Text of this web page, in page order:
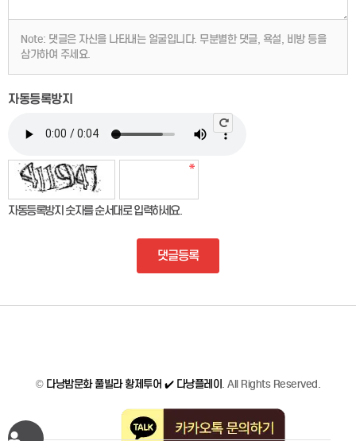
Note: 댓글은 자신을 나타내는 얼굴입니다. 무분별한 댓글, 욕설, 비방 등을
삼가하여 주세요.
자동등록방지
자동등록방지 숫자를 순서대로 입력하세요.
댓글등록
© 다낭밤문화 풀빌라 황제투어 ✔️ 다낭플레이 . All Rights Reserved.